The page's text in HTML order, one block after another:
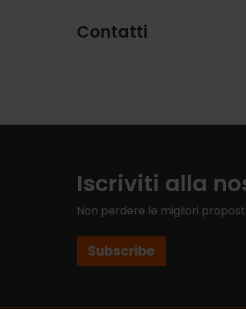
Contatti
Iscriviti alla
Non perdere le migliori
Subscribe